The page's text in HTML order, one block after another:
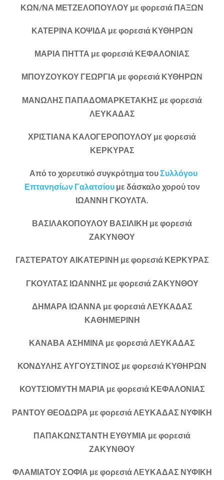
ΚΩΝ/ΝΑ ΜΕΤΖΕΛΟΠΟΥΛΟΥ με φορεσιά ΠΑΞΩΝ
ΚΑΤΕΡΙΝΑ ΚΟΨΙΔΑ με φορεσιά ΚΥΘΗΡΩΝ
ΜΑΡΙΑ ΠΗΤΤΑ με φορεσιά ΚΕΦΑΛΟΝΙΑΣ
ΜΠΟΥΖΟΥΚΟΥ ΓΕΩΡΓΙΑ με φορεσιά ΚΥΘΗΡΩΝ
ΜΑΝΩΛΗΣ ΠΑΠΑΔΟΜΑΡΚΕΤΑΚΗΣ με φορεσιά
ΛΕΥΚΑΔΑΣ
ΧΡΙΣΤΙΑΝΑ ΚΑΛΟΓΕΡΟΠΟΥΛΟΥ με φορεσιά
ΚΕΡΚΥΡΑΣ
Από το χορευτικό συγκρότημα τουΣυλλόγου
Επτανησίων Γαλατσίουμε δάσκαλο χορού τον
ΙΩΑΝΝΗ ΓΚΟΥΛΤΑ.
ΒΑΣΙΛΑΚΟΠΟΥΛΟΥ ΒΑΣΙΛΙΚΗ με φορεσιά
ΖΑΚΥΝΘΟΥ
ΓΑΣΤΕΡΑΤΟΥ ΑΙΚΑΤΕΡΙΝΗ με φορεσιά ΚΕΡΚΥΡΑΣ
ΓΚΟΥΛΤΑΣ ΙΩΑΝΝΗΣ με φορεσιά ΖΑΚΥΝΘΟΥ
ΔΗΜΑΡΑ ΙΩΑΝΝΑ με φορεσιά ΛΕΥΚΑΔΑΣ
ΚΑΘΗΜΕΡΙΝΗ
ΚΑΝΑΒΑ ΑΣΗΜΙΝΑ με φορεσιά ΛΕΥΚΑΔΑΣ
ΚΟΝΔΥΛΗΣ ΑΥΓΟΥΣΤΙΝΟΣ με φορεσιά ΚΥΘΗΡΩΝ
ΚΟΥΤΣΙΟΜΥΤΗ ΜΑΡΙΑ με φορεσιά ΚΕΦΑΛΟΝΙΑΣ
ΡΑΝΤΟΥ ΘΕΟΔΩΡΑ με φορεσιά ΛΕΥΚΑΔΑΣ ΝΥΦΙΚΗ
ΠΑΠΑΚΩΝΣΤΑΝΤΗ ΕΥΘΥΜΙΑ με φορεσιά
ΖΑΚΥΝΘΟΥ
ΦΛΑΜΙΑΤΟΥ ΣΟΦΙΑ με φορεσιά ΛΕΥΚΑΔΑΣ ΝΥΦΙΚΗ